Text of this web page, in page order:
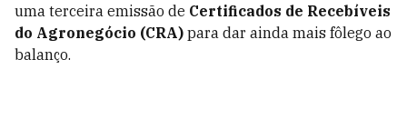
uma terceira emissão de Certificados de Recebíveis
do Agronegócio (CRA) para dar ainda mais fôlego ao
balanço.